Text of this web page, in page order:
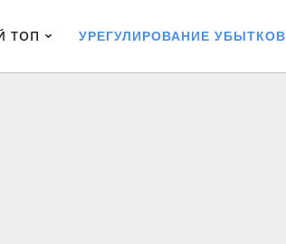
ТОП УРЕГУЛИРОВАНИЕ УБЫТКОВ